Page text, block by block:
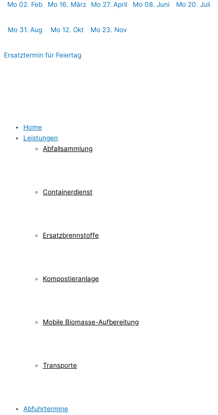
Mo 02. Feb Mo 16. März Mo 27. April Mo 08. Juni Mo 20. Juli
Mo 31. Aug Mo 12. Okt Mo 23. Nov
Ersatztermin für Feiertag
Home
Leistungen
Abfallsammlung
Containerdienst
Ersatzbrennstoffe
Kompostieranlage
Mobile Biomasse-Aufbereitung
Transporte
Abfuhrtermine